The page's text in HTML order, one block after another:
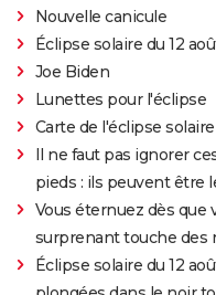
Nouvelle canicule
Éclipse solaire du 12
Joe Biden
Lunettes pour l'éclipse
Carte de l'éclipse
Il ne faut pas ignorer
pieds : ils peuvent être
Vous éternuez dès que
surprenant touche des
Éclipse solaire du 12